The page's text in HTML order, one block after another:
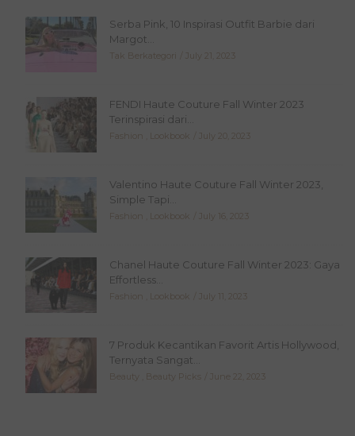
Serba Pink, 10 Inspirasi Outfit Barbie dari
Margot...
Tak Berkategori July 21, 2023
FENDI Haute Couture Fall Winter 2023
Terinspirasi dari...
Fashion Lookbook July 20, 2023
Valentino Haute Couture Fall Winter 2023,
Simple Tapi...
Fashion Lookbook July 16, 2023
Chanel Haute Couture Fall Winter 2023: Gaya
Effortless...
Fashion Lookbook July 11, 2023
7 Produk Kecantikan Favorit Artis Hollywood,
Ternyata Sangat...
Beauty Beauty Picks June 22, 2023